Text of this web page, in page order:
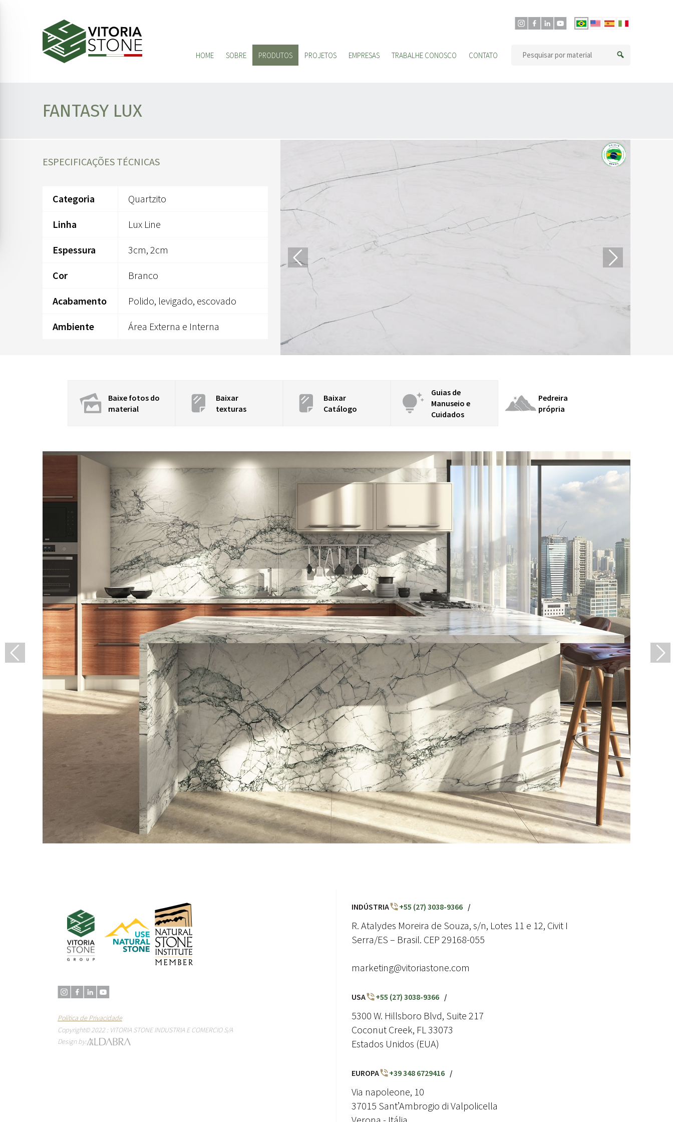
HOME SOBRE PRODUTOS PROJETOS EMPRESAS TRABALHE CONOSCO CONTATO
FANTASY LUX
ESPECIFICAÇÕES TÉCNICAS
Categoria Quartzito
Linha Lux Line
Espessura 3cm, 2cm
Cor Branco
Acabamento Polido, levigado, escovado
Ambiente Área Externa e Interna
Baixe fotos do
material
Baixar
texturas
Baixar
Catálogo
Guias de
Manuseio e
Cuidados
Pedreira
própria
Política de Privacidade
Copyright© 2022 : VITORIA STONE INDUSTRIA E COMERCIO S/A
Design by:
INDÚSTRIA +55 (27) 3038-9366 /
R. Atalydes Moreira de Souza, s/n, Lotes 11 e 12, Civit I
Serra/ES – Brasil. CEP 29168-055
marketing@vitoriastone.com
USA +55 (27) 3038-9366 /
5300 W. Hillsboro Blvd, Suite 217
Coconut Creek, FL 33073
Estados Unidos (EUA)
EUROPA +39 348 6729416 /
Via napoleone, 10
37015 Sant’Ambrogio di Valpolicella